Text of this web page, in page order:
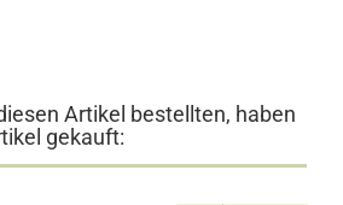
Artikel bestellten, haben
gekauft: